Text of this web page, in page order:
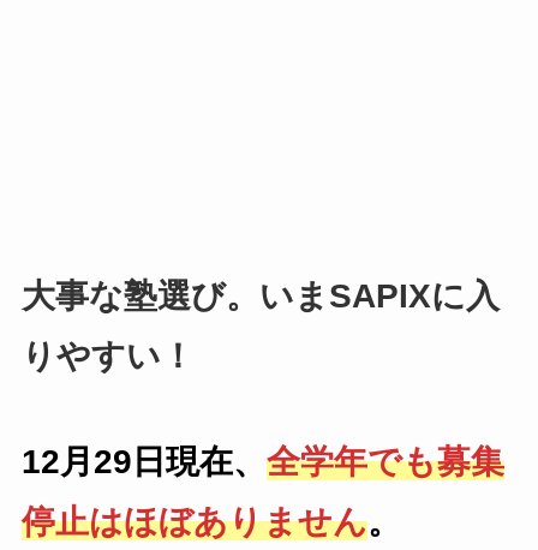
大事な塾選び。いまSAPIXに入
りやすい！
12月29日現在、 全学年でも募集
停止はほぼありません。